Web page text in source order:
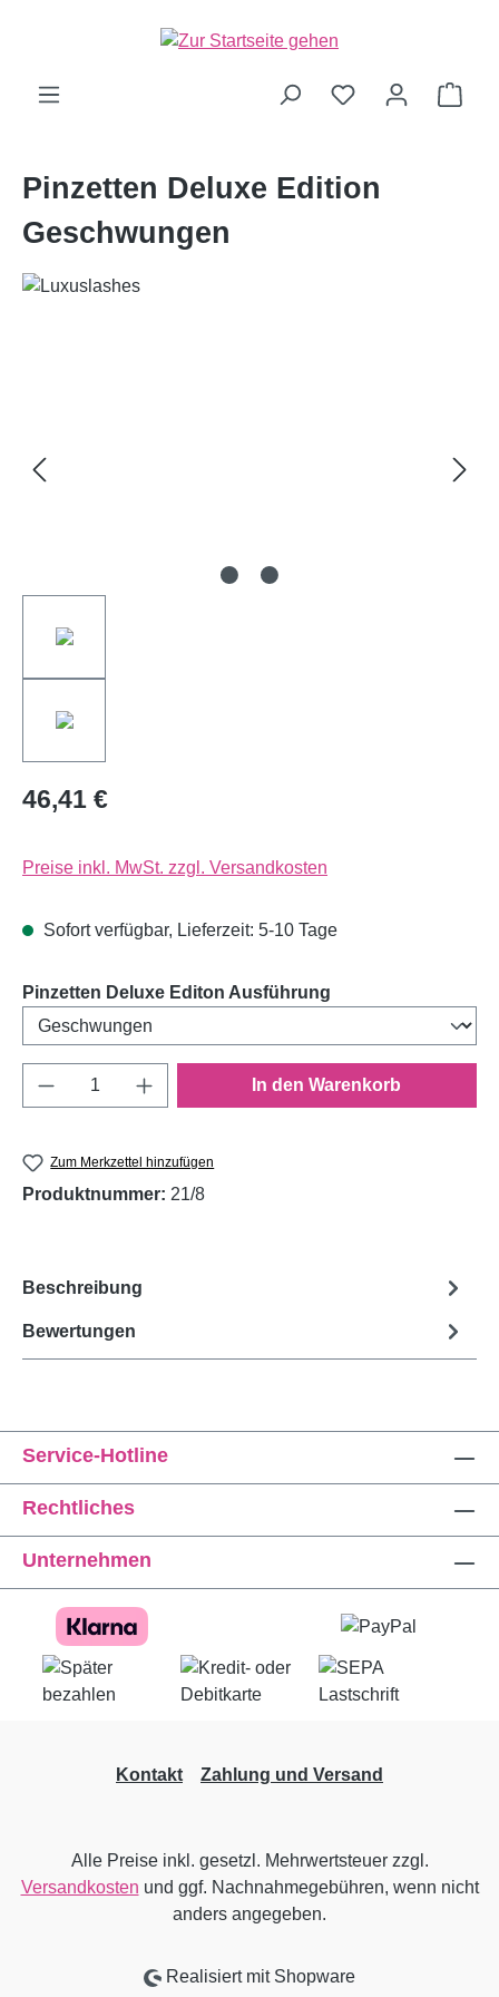
Pinzetten Deluxe Edition
Geschwungen
46,41 €
Preise inkl. MwSt. zzgl. Versandkosten
Sofort verfügbar, Lieferzeit: 5-10 Tage
Pinzetten Deluxe Editon Ausführung
Produkt Anzahl: Gib den gewünschten
In den Warenkorb
Zum Merkzettel hinzufügen
Produktnummer: 21/8
Beschreibung
Bewertungen
Service-Hotline
Rechtliches
Unternehmen
Kontakt Zahlung und Versand
Alle Preise inkl. gesetzl. Mehrwertsteuer zzgl.
Versandkosten und ggf. Nachnahmegebühren, wenn nicht
anders angegeben.
Realisiert mit Shopware